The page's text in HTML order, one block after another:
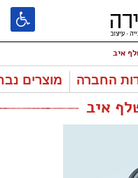
איב
החברה מוצרים
איב